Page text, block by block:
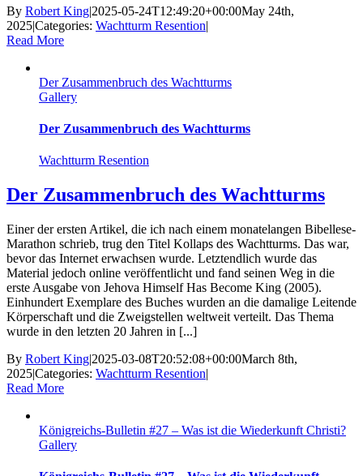
By Robert King|2025-05-24T12:49:20+00:00May 24th,
2025|Categories: Wachtturm Resention|
Read More
Der Zusammenbruch des Wachtturms
Gallery
Der Zusammenbruch des Wachtturms
Wachtturm Resention
Der Zusammenbruch des Wachtturms
Einer der ersten Artikel, die ich nach einem monatelangen Bibellese-
Marathon schrieb, trug den Titel Kollaps des Wachtturms. Das war,
bevor das Internet erwachsen wurde. Letztendlich wurde das
Material jedoch online veröffentlicht und fand seinen Weg in die
erste Ausgabe von Jehova Himself Has Become King (2005).
Einhundert Exemplare des Buches wurden an die damalige Leitende
Körperschaft und die Zweigstellen weltweit verteilt. Das Thema
wurde in den letzten 20 Jahren in [...]
By Robert King|2025-03-08T20:52:08+00:00March 8th,
2025|Categories: Wachtturm Resention|
Read More
Königreichs-Bulletin #27 – Was ist die Wiederkunft Christi?
Gallery